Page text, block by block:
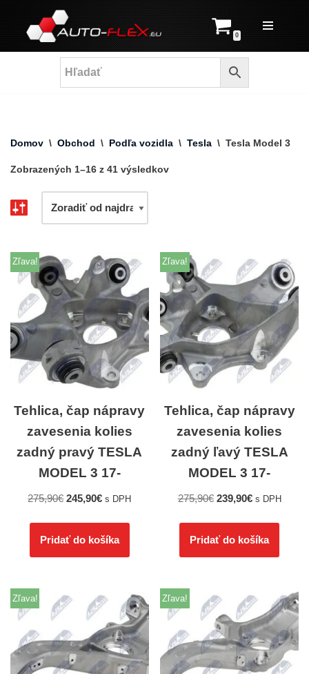
Prejsť
na
0
Domov \ Obchod \ Podľa vozidla \ Tesla \ Tesla Model 3
Zobrazených 1–16 z 41 výsledkov
Zľava!
Tehlica, čap nápravy
zavesenia kolies
zadný pravý TESLA
MODEL 3 17-
275,90€ 245,90€ s DPH
Pridať do košíka
Zľava!
Tehlica, čap nápravy
zavesenia kolies
zadný ľavý TESLA
MODEL 3 17-
275,90€ 239,90€ s DPH
Pridať do košíka
Zľava! Zľava!